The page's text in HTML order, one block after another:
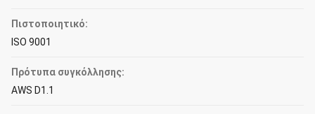
Πιστοποιητικό:
ISO 9001
Πρότυπα συγκόλλησης:
AWS D1.1